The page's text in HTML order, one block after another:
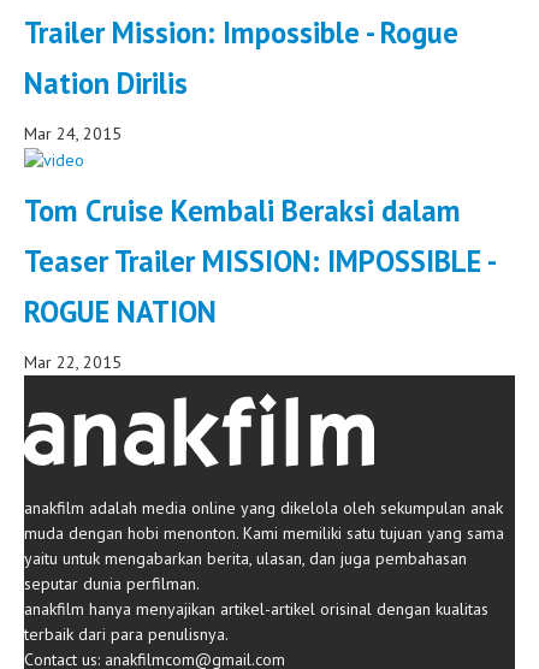
Trailer Mission: Impossible - Rogue
Nation Dirilis
Mar 24, 2015
Tom Cruise Kembali Beraksi dalam
Teaser Trailer MISSION: IMPOSSIBLE -
ROGUE NATION
Mar 22, 2015
anakfilm adalah media online yang dikelola oleh sekumpulan anak
muda dengan hobi menonton. Kami memiliki satu tujuan yang sama
yaitu untuk mengabarkan berita, ulasan, dan juga pembahasan
seputar dunia perfilman.
anakfilm hanya menyajikan artikel-artikel orisinal dengan kualitas
terbaik dari para penulisnya.
Contact us: anakfilmcom@gmail.com